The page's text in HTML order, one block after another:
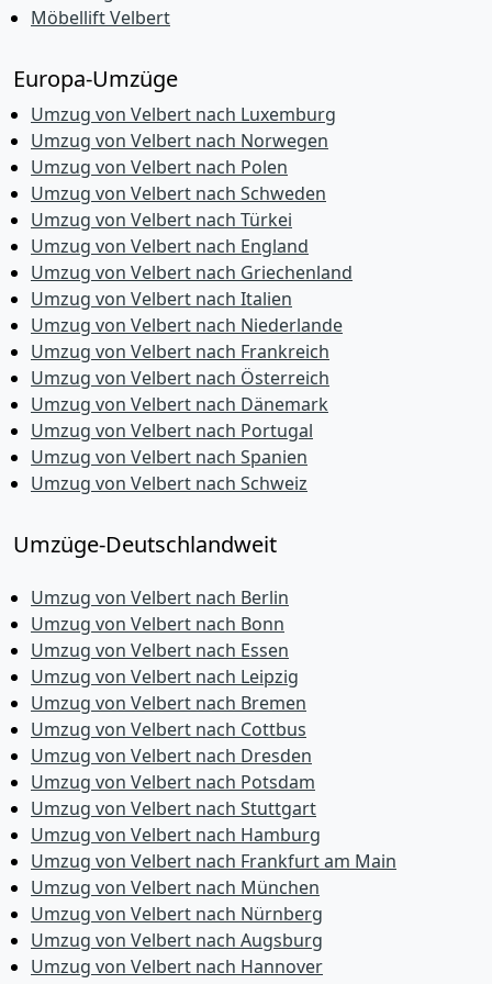
Möbellift Velbert
Europa-Umzüge
Umzug von Velbert nach Luxemburg
Umzug von Velbert nach Norwegen
Umzug von Velbert nach Polen
Umzug von Velbert nach Schweden
Umzug von Velbert nach Türkei
Umzug von Velbert nach England
Umzug von Velbert nach Griechenland
Umzug von Velbert nach Italien
Umzug von Velbert nach Niederlande
Umzug von Velbert nach Frankreich
Umzug von Velbert nach Österreich
Umzug von Velbert nach Dänemark
Umzug von Velbert nach Portugal
Umzug von Velbert nach Spanien
Umzug von Velbert nach Schweiz
Umzüge-Deutschlandweit
Umzug von Velbert nach Berlin
Umzug von Velbert nach Bonn
Umzug von Velbert nach Essen
Umzug von Velbert nach Leipzig
Umzug von Velbert nach Bremen
Umzug von Velbert nach Cottbus
Umzug von Velbert nach Dresden
Umzug von Velbert nach Potsdam
Umzug von Velbert nach Stuttgart
Umzug von Velbert nach Hamburg
Umzug von Velbert nach Frankfurt am Main
Umzug von Velbert nach München
Umzug von Velbert nach Nürnberg
Umzug von Velbert nach Augsburg
Umzug von Velbert nach Hannover